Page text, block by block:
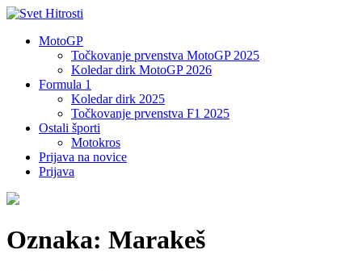
MotoGP
Točkovanje prvenstva MotoGP 2025
Koledar dirk MotoGP 2026
Formula 1
Koledar dirk 2025
Točkovanje prvenstva F1 2025
Ostali športi
Motokros
Prijava na novice
Prijava
Oznaka: Marakeš